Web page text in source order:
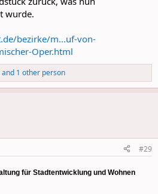
wurde.
bezirke/m...uf-von-
Oper.html
and 1 other person
#29
für Stadtentwicklung und Wohnen